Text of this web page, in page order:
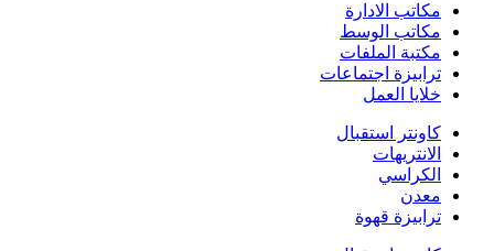
مكاتب الادارة
مكاتب الوسط
مكتبة الملفات
ترابيزة اجتماعات
خلايا العمل
كاونتر استقبال
الانتريهات
الكراسي
معدن
ترابيزة قهوة